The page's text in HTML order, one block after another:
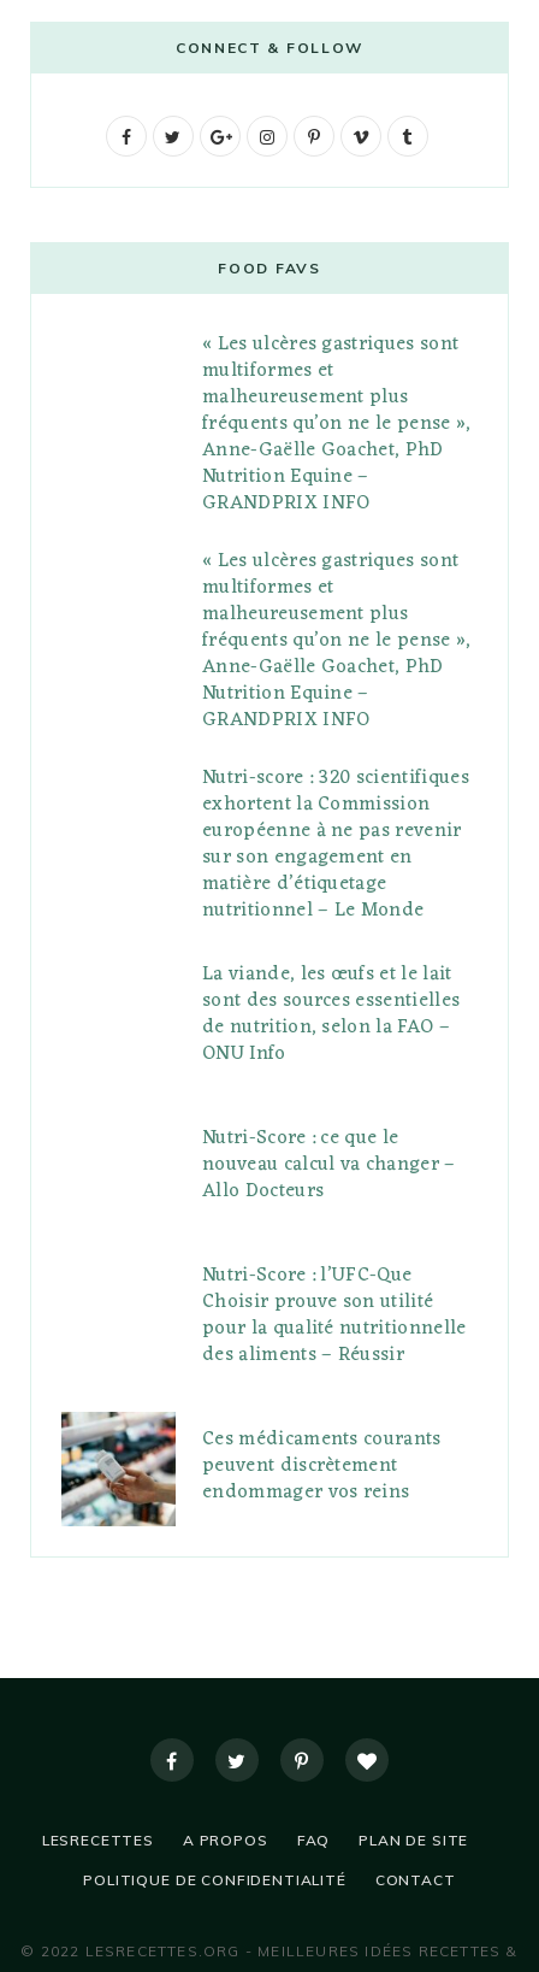
CONNECT & FOLLOW
F
b
t
G
g
l
e
P
l
s
I
t
a
g
r
a
m
P
e
r
e
s
V
o
l
r
FOOD FAVS
« Les ulcères gastriques sont
multiformes et
malheureusement plus
fréquents qu’on ne le pense »,
Anne-Gaëlle Goachet, PhD
Nutrition Equine –
GRANDPRIX INFO
« Les ulcères gastriques sont
multiformes et
malheureusement plus
fréquents qu’on ne le pense »,
Anne-Gaëlle Goachet, PhD
Nutrition Equine –
GRANDPRIX INFO
Nutri-score : 320 scientifiques
exhortent la Commission
européenne à ne pas revenir
sur son engagement en
matière d’étiquetage
nutritionnel – Le Monde
La viande, les œufs et le lait
sont des sources essentielles
de nutrition, selon la FAO –
ONU Info
Nutri-Score : ce que le
nouveau calcul va changer –
Allo Docteurs
Nutri-Score : l’UFC-Que
Choisir prouve son utilité
pour la qualité nutritionnelle
des aliments – Réussir
Ces médicaments courants
peuvent discrètement
endommager vos reins
LESRECETTES A PROPOS FAQ PLAN DE SITE
POLITIQUE DE CONFIDENTIALITÉ CONTACT
© 2022 LESRECETTES.ORG - MEILLEURES IDÉES RECETTES &